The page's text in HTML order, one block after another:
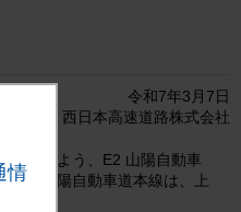
情
令和7年3月7日
西日本高速道路株式会社
だけるよう、E2 山陽自動車
E2 山陽自動車道本線は、上